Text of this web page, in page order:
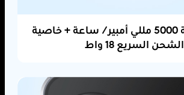
بطارية سعة 5000 مللي أمبير/ ساعة + خاصية
الشحن السريع 18 واط